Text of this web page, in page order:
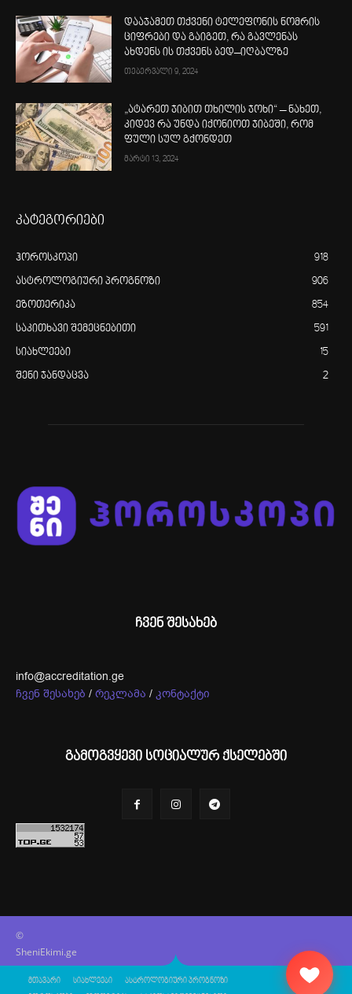
დააჯამეთ თქვენი ტელეფონის ნომრის
ციფრები და გაიგეთ, რა გავლენას
ახდენს ის თქვენს ბედ–იღბალზე
თებერვალი 9, 2024
„ატარეთ ჯიბით თხილის ჯოხი“ – ნახეთ,
კიდევ რა უნდა იქონიოთ ჯიბეში, რომ
ფული სულ გქონდეთ
მარტი 13, 2024
კატეგორიები
ჰოროსკოპი 918
ასტროლოგიური პროგნოზი 906
ეზოთერიკა 854
საკითხავი შემეცნებითი 591
სიახლეები 15
შენი ჯანდაცვა 2
ჩვენ შესახებ
info@accreditation.ge
ჩვენ შესახებ / რეკლამა / კონტაქტი
გამოგვყევი სოციალურ ქსელებში
©
SheniEkimi.ge
მთავარი სიახლეები ასტროლოგიური პროგნოზი